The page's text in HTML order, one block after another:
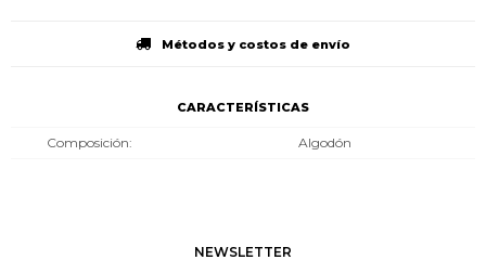
Métodos y costos de envío
CARACTERÍSTICAS
Composición Algodón
NEWSLETTER